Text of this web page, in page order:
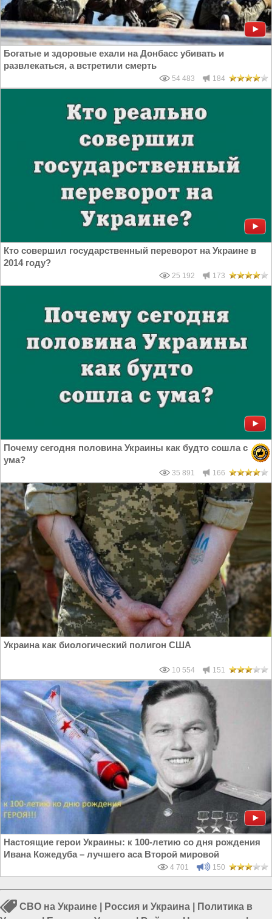
Богатые и здоровые ехали на Донбасс убивать и
развлекаться, а встретили смерть
54 483 184
Кто совершил государственный переворот на Украине в
2014 году?
25 192 173
Почему сегодня половина Украины как будто сошла с
ума?
35 891 166
Украина как биологический полигон США
10 554 151
Настоящие герои Украины: к 100-летию со дня рождения
Ивана Кожедуба – лучшего аса Второй мировой
4 701 150
СВО на Украине Россия и Украина
Политика в